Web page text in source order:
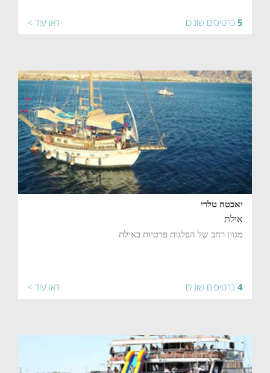
5 כרטיסים שונים ראו עוד >
יאכטה טלרי
אילת
מגוון רחב של הפלגות פרטיות באילת
4 כרטיסים שונים ראו עוד >